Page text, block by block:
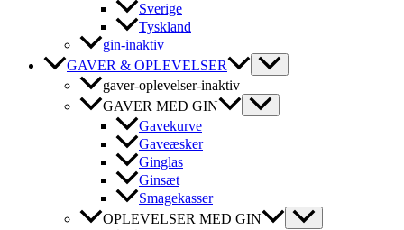
Sverige
Tyskland
gin-inaktiv
GAVER & OPLEVELSER
gaver-oplevelser-inaktiv
GAVER MED GIN
Gavekurve
Gaveæsker
Ginglas
Ginsæt
Smagekasser
OPLEVELSER MED GIN